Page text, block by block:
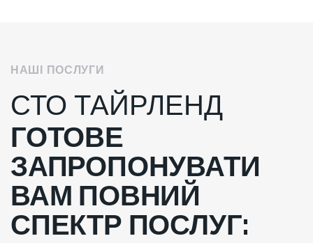
НАШІ ПОСЛУГИ
СТО ТАЙРЛЕНД
ГОТОВЕ
ЗАПРОПОНУВАТИ
ВАМ ПОВНИЙ
СПЕКТР ПОСЛУГ: